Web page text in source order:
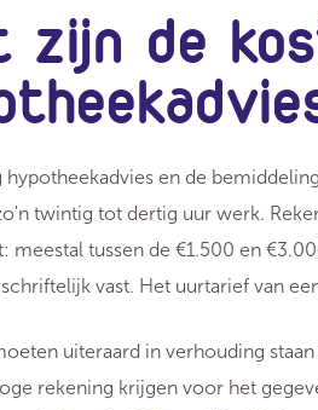
zijn de
hypotheekadvies en de
twintig tot dertig uur werk.
meestal tussen de €1.500 en
vast. Het uurtarief van
uiteraard in verhouding
rekening krijgen voor het